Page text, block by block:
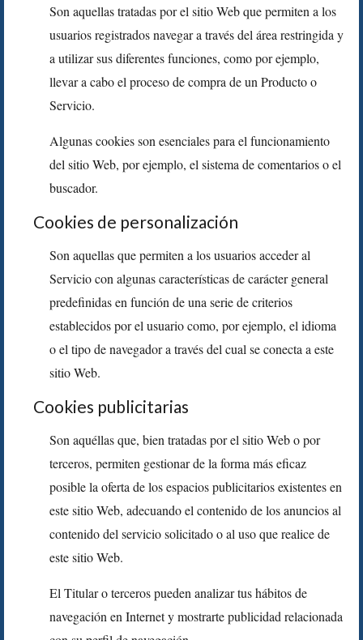
Son aquellas tratadas por el sitio Web que permiten a los
usuarios registrados navegar a través del área restringida y
a utilizar sus diferentes funciones, como por ejemplo,
llevar a cabo el proceso de compra de un Producto o
Servicio.
Algunas cookies son esenciales para el funcionamiento
del sitio Web, por ejemplo, el sistema de comentarios o el
buscador.
Cookies de personalización
Son aquellas que permiten a los usuarios acceder al
Servicio con algunas características de carácter general
predefinidas en función de una serie de criterios
establecidos por el usuario como, por ejemplo, el idioma
o el tipo de navegador a través del cual se conecta a este
sitio Web.
Cookies publicitarias
Son aquéllas que, bien tratadas por el sitio Web o por
terceros, permiten gestionar de la forma más eficaz
posible la oferta de los espacios publicitarios existentes en
este sitio Web, adecuando el contenido de los anuncios al
contenido del servicio solicitado o al uso que realice de
este sitio Web.
El Titular o terceros pueden analizar tus hábitos de
navegación en Internet y mostrarte publicidad relacionada